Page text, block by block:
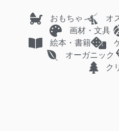
おもちゃ オ
画材・文具
絵本・書籍
オーガニック
ク